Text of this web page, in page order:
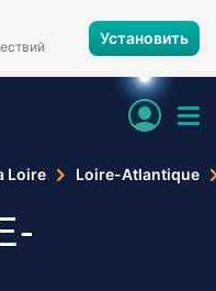
Установить
Loire Loire-Atlantique